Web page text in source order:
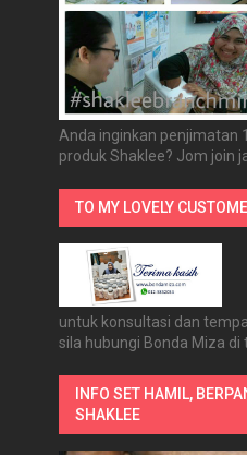
Anda inginkan penjimatan
produk Shaklee? Jom join
TO MY LOVELY
untuk konsultasi dan
sila hubungi Bonda Miza
INFO SET HAMIL,
SHAKLEE